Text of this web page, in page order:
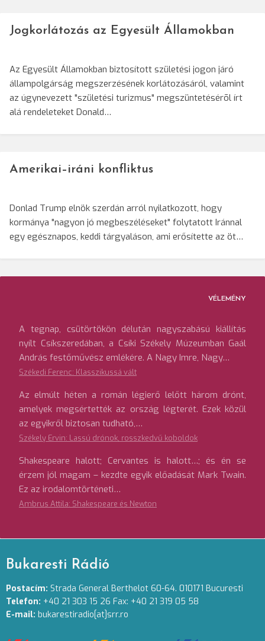
Jogkorlátozás az Egyesült Államokban
Az Egyesült Államokban biztosított születési jogon járó
állampolgárság megszerzésének korlátozásáról, valamint
az úgynevezett "születési turizmus" megszüntetésérõl írt
alá rendeleteket Donald…
Amerikai–iráni konfliktus
Donlad Trump elnök szerdán arról nyilatkozott, hogy
kormánya "nagyon jó megbeszéléseket" folytatott Iránnal
egy egésznapos, keddi tárgyaláson, ami erősítette az öt…
VÉLEMÉNY
A tegnap, csütörtökön délután nagyszabású kiállítás
nyílt Csíkszeredában, a Csíki Székely Múzeumban Gaál
András festőművész emlékére. A Nagy Imre, Nagy…
Székedi Ferenc: Klasszikussá vált
Az elmúlt héten a román légierő lelőtt három drónt,
amelyek megsértették az ország légterét. Ezek közül
az egyikről biztosan tudható,…
Székely Ervin: Lassú drónok, rosszkedvű koboldok
Shakespeare halott; Cervantes is halott…; és én se
érzem jól magam – kezdte egyik előadását Mark Twain.
Ez az irodalomtörténeti…
Ambrus Attila: Shakespeare és Newton
Bukaresti Rádió
Postacím: Strada General Berthelot 60-64. 010171 Bucuresti
Telefon: +40 21 303 15 26 Fax: +40 21 319 05 58
E-mail: bukarestiradio[at]srr.ro